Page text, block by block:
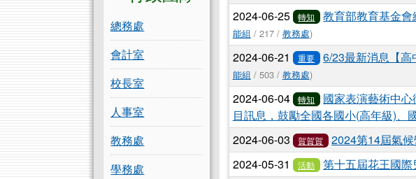
總務處
會計室
校長室
人事室
教務處
學務處
2024-06-25 轉知 教育部教育基金
能組 / 217 / 教務處)
2024-06-21 重要 6/23最新消息【
能組 / 503 / 教務處)
2024-06-04 轉知
國家表演藝術中
目訊息，鼓勵全國各國小(高年級)、
2024-06-03 賀賀賀 2024第14屆氣
2024-05-31 活動 第十五屆花王國